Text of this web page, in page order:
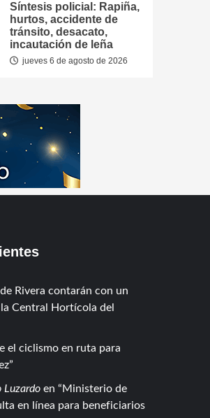
Síntesis policial: Rapiña,
hurtos, accidente de
tránsito, desacato,
incautación de leña
jueves 6 de agosto de 2026
Rivera contarán con un
Central Hortícola del
el ciclismo en ruta para
Luzardoen
Ministerio de
en línea para beneficiarios